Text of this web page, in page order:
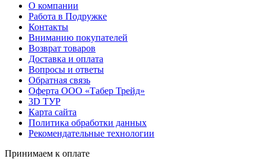
О компании
Работа в Подружке
Контакты
Вниманию покупателей
Возврат товаров
Доставка и оплата
Вопросы и ответы
Обратная связь
Оферта ООО «Табер Трейд»
3D ТУР
Карта сайта
Политика обработки данных
Рекомендательные технологии
Принимаем к оплате